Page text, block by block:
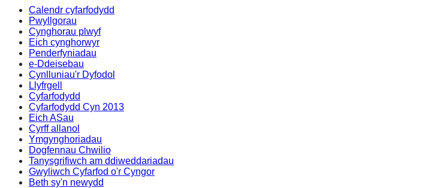
Calendr cyfarfodydd
Pwyllgorau
Cynghorau plwyf
Eich cynghorwyr
Penderfyniadau
e-Ddeisebau
Cynlluniau'r Dyfodol
Llyfrgell
Cyfarfodydd
Cyfarfodydd Cyn 2013
Eich ASau
Cyrff allanol
Ymgynghoriadau
Dogfennau Chwilio
Tanysgrifiwch am ddiweddariadau
Gwyliwch Cyfarfod o'r Cyngor
Beth sy'n newydd